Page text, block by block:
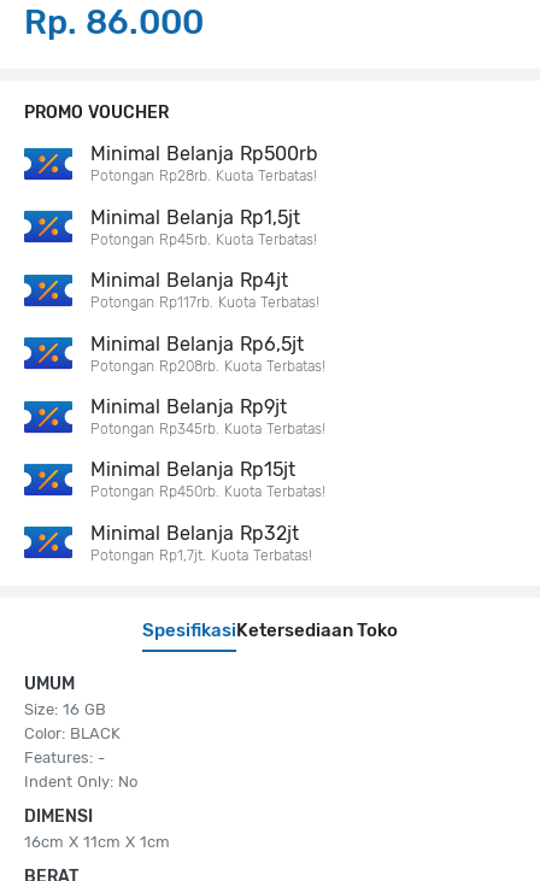
Rp. 86.000
Spesifikasi Ketersediaan Toko
UMUM
Size: 16 GB
Color: BLACK
Features: -
Indent Only: No
DIMENSI
16cm X 11cm X 1cm
PROMO VOUCHER
Minimal Belanja Rp500rb
Potongan Rp28rb. Kuota Terbatas!
Minimal Belanja Rp1,5jt
Potongan Rp45rb. Kuota Terbatas!
Minimal Belanja Rp4jt
Potongan Rp117rb. Kuota Terbatas!
Minimal Belanja Rp6,5jt
Potongan Rp208rb. Kuota Terbatas!
Minimal Belanja Rp9jt
Potongan Rp345rb. Kuota Terbatas!
Minimal Belanja Rp15jt
Potongan Rp450rb. Kuota Terbatas!
Minimal Belanja Rp32jt
Potongan Rp1,7jt. Kuota Terbatas!